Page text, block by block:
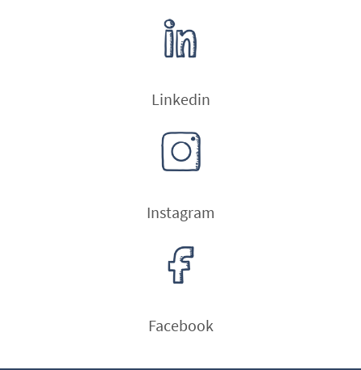
Linkedin
Instagram
Facebook